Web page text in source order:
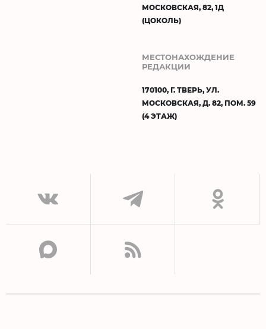
МОСКОВСКАЯ, 82, 1Д
(ЦОКОЛЬ)
МЕСТОНАХОЖДЕНИЕ
РЕДАКЦИИ
170100, Г. ТВЕРЬ, УЛ.
МОСКОВСКАЯ, Д. 82, ПОМ. 59
(4 ЭТАЖ)